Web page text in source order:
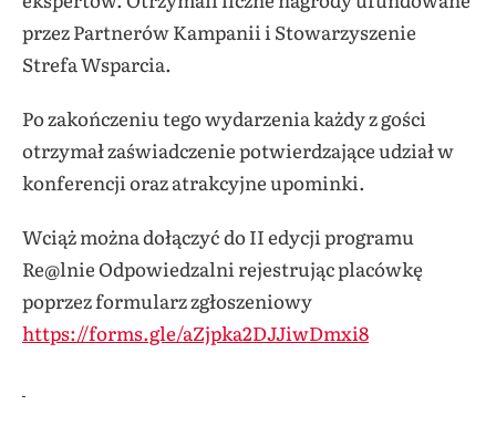
przez Partnerów Kampanii i Stowarzyszenie
Strefa Wsparcia.
Po zakończeniu tego wydarzenia każdy z gości
otrzymał zaświadczenie potwierdzające udział w
konferencji oraz atrakcyjne upominki.
Wciąż można dołączyć do II edycji programu
Re@lnie Odpowiedzalni rejestrując placówkę
poprzez formularz zgłoszeniowy
https://forms.gle/aZjpka2DJJiwDmxi8